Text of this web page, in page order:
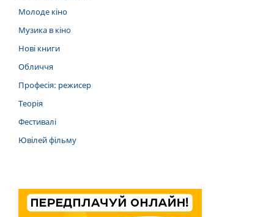
Молоде кіно
Музика в кіно
Нові книги
Обличчя
Професія: режисер
Теорія
Фестивалі
Ювілей фільму